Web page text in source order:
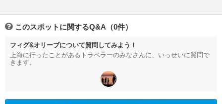
このスポットに関するQ&A（0件）
フィグ&オリーブについて質問してみよう！
上海に行ったことがあるトラベラーのみなさんに、いっせいに質問で
きます。